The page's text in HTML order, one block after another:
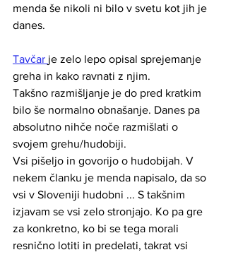
menda še nikoli ni bilo v svetu kot jih je
danes.
Tavčar je zelo lepo opisal sprejemanje
greha in kako ravnati z njim.
Takšno razmišljanje je do pred kratkim
bilo še normalno obnašanje. Danes pa
absolutno nihče noče razmišlati o
svojem grehu/hudobiji.
Vsi pišeljo in govorijo o hudobijah. V
nekem članku je menda napisalo, da so
vsi v Sloveniji hudobni ... S takšnim
izjavam se vsi zelo stronjajo. Ko pa gre
za konkretno, ko bi se tega morali
resnično lotiti in predelati, takrat vsi